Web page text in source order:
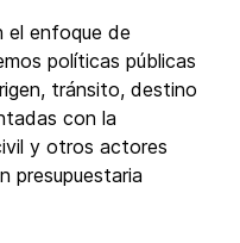
el enfoque de
políticas públicas
tránsito, destino
con la
y otros actores
presupuestaria